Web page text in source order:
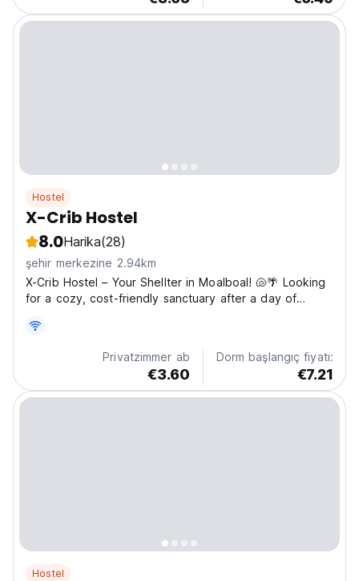
Hostel
X-Crib Hostel
8.0Harika(28)
şehir merkezine 2.94km
X-Crib Hostel – Your Shellter in Moalboal! 🐚🌴 Looking
for a cozy, cost-friendly sanctuary after a day of
nomads and backpackers to rest, recharge, and
connect. 🌟 Why Stay With Us? ✔ Rest in Comfort –
Privatzimmer ab
€3.60
Dorm başlangıç fiyatı:
€7.21
Hostel